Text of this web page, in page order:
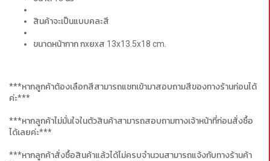
สินค้าจะเป็นแบบคละสี
ขนาดหน้ากาก กxยxส 13x13.5x18 cm.
***หากลูกค้าต้องเลือกสีสามารถแชทเข้ามาสอบถามสีของทางร้านก่อนได้
ค่ะ***
***หากลูกค้าไม่มั่นใจในตัวสินค้าสามารถสอบถามทางเจ้าหน้าที่ก่อนสั่งซื้อ
ได้เลยค่ะ***
***หากลูกค้าสั่งซื้อสินค้าแล้วได้ไม่ครบจำนวนสามารถแจ้งกับทางร้านค้า